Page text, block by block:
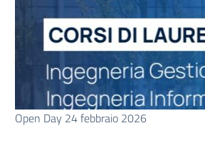
Open Day 24 febbraio 2026